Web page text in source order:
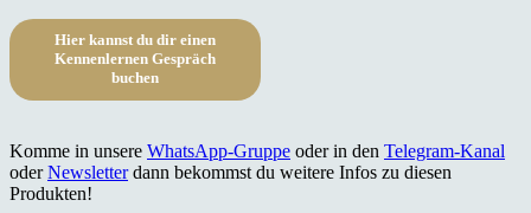
Hier kannst du dir einen
Kennenlernen Gespräch
buchen
Komme in unsere WhatsApp-Gruppe oder in den Telegram-Kanal
oderNewsletterdann bekommst du weitere Infos zu diesen
Produkten!